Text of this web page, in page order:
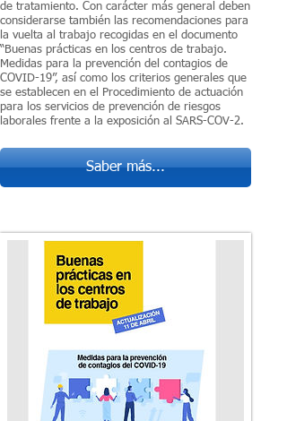
de tratamiento. Con carácter más general deben
considerarse también las recomendaciones para
la vuelta al trabajo recogidas en el documento
“Buenas prácticas en los centros de trabajo.
Medidas para la prevención del contagios de
COVID-19”, así como los criterios generales que
se establecen en el Procedimiento de actuación
para los servicios de prevención de riesgos
laborales frente a la exposición al SARS-COV-2.
Saber más...